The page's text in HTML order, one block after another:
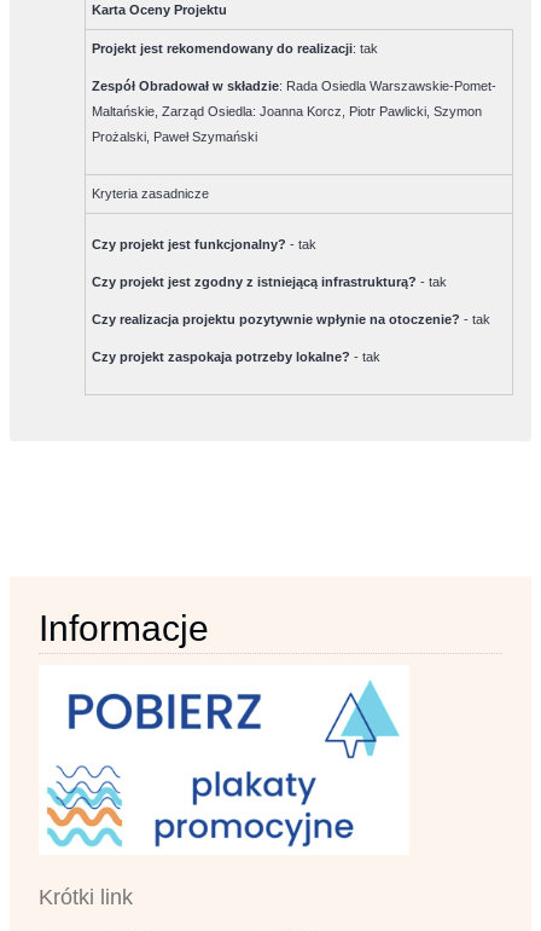
Karta Oceny Projektu
Projekt jest rekomendowany do realizacji:tak
Zespół Obradował w składzie: Rada Osiedla Warszawskie-Pomet-
Maltańskie, Zarząd Osiedla: Joanna Korcz, Piotr Pawlicki, Szymon
Prożalski, Paweł Szymański
Kryteria zasadnicze
Czy projekt jest funkcjonalny?-tak
Czy projekt jest zgodny z istniejącą infrastrukturą?-tak
Czy realizacja projektu pozytywnie wpłynie na otoczenie?-tak
Czy projekt zaspokaja potrzeby lokalne?-tak
Informacje
Krótki link